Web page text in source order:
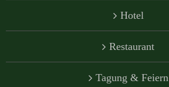
Hotel
Restaurant
Tagung & Feiern